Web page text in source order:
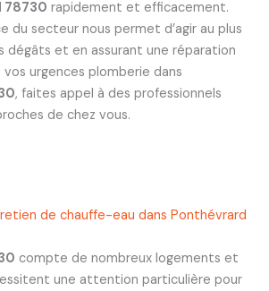
78730 rapidement et efficacement.
du secteur nous permet d’agir au plus
dégâts et en assurant une réparation
urgences plomberie dans
, faites appel à des professionnels
de chez vous.
de chauffe-eau dans Ponthévrard
compte de nombreux logements et
une attention particulière pour